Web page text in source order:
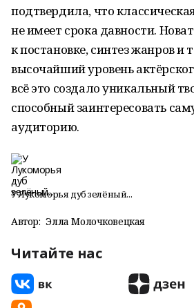
подтвердила, что
не имеет срока давности.
к постановке, синтез жанров и
высочайший уровень
всё это создало уникальный
способный заинтересовать
аудиторию.
У Лукоморья дуб зелёный...
Автор: Элла Молочковецкая
Читайте нас